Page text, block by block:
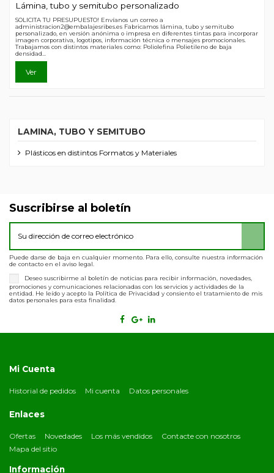
Lámina, tubo y semitubo personalizado
SOLICITA TU PRESUPUESTO! Envíanos un correo a
administracion2@embalajesribes.es Fabricamos lámina, tubo y semitubo
personalizado, en versión anónima o impresa en diferentes tintas para incorporar
imagen corporativa, logotipos, información técnica o mensajes promocionales.
Trabajamos con distintos materiales como: Poliolefina Polietileno de baja
densidad...
Ver
LAMINA, TUBO Y SEMITUBO
Plásticos en distintos Formatos y Materiales
Suscribirse al boletín
Puede darse de baja en cualquier momento. Para ello, consulte nuestra información
de contacto en el aviso legal.
Deseo suscribirme al boletín de noticias para recibir información, novedades,
promociones y comunicaciones relacionadas con los servicios y actividades de la
entidad. He leído y acepto la Política de Privacidad y consiento el tratamiento de mis
datos personales para esta finalidad.
Mi Cuenta
Historial de pedidos Mi cuenta Datos personales
Enlaces
Ofertas Novedades Los más vendidos
Contacte con nosotros
Mapa del sitio
Información